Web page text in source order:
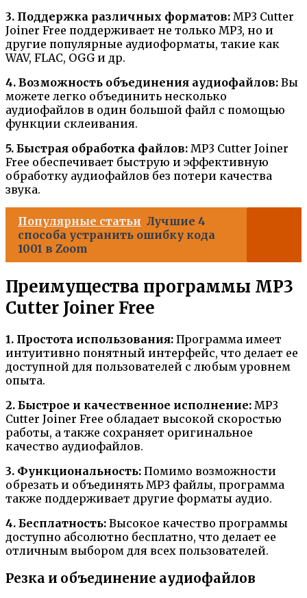
3. Поддержка различных форматов: MP3 Cutter
Joiner Free поддерживает не только MP3, но и
другие популярные аудиоформаты, такие как
WAV, FLAC, OGG и др.
4. Возможность объединения аудиофайлов: Вы
можете легко объединить несколько
аудиофайлов в один большой файл с помощью
функции склеивания.
5. Быстрая обработка файлов: MP3 Cutter Joiner
Free обеспечивает быструю и эффективную
обработку аудиофайлов без потери качества
звука.
Популярные статьи Лучшие 4
способа устранить ошибку кода
1001 в Zoom
Преимущества программы MP3
Cutter Joiner Free
1. Простота использования: Программа имеет
интуитивно понятный интерфейс, что делает ее
доступной для пользователей с любым уровнем
опыта.
2. Быстрое и качественное исполнение: MP3
Cutter Joiner Free обладает высокой скоростью
работы, а также сохраняет оригинальное
качество аудиофайлов.
3. Функциональность: Помимо возможности
обрезать и объединять MP3 файлы, программа
также поддерживает другие форматы аудио.
4. Бесплатность: Высокое качество программы
доступно абсолютно бесплатно, что делает ее
отличным выбором для всех пользователей.
Резка и объединение аудиофайлов